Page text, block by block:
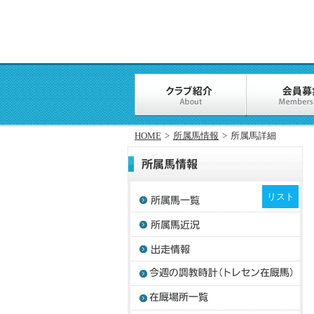
HOME > 所属馬情報 > 所属馬詳細
リスト